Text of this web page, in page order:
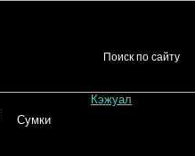
Сумки
Кэжуал